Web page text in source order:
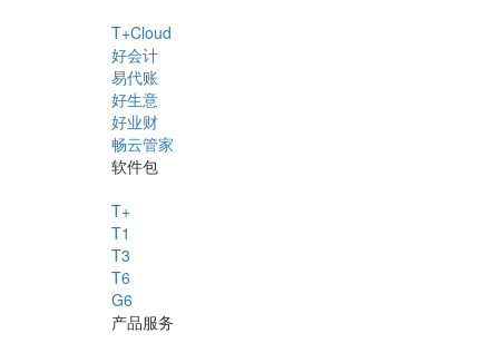
T+Cloud
好会计
易代账
好生意
好业财
畅云管家
软件包
T+
T1
T3
T6
G6
产品服务